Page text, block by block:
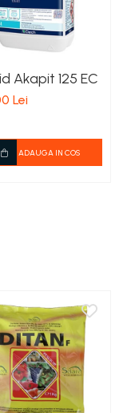
Akapit 125 EC
Lei
ADAUGA IN COS